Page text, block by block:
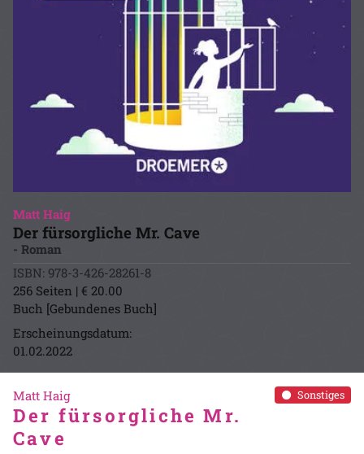
Matt Haig
Der fürsorgliche Mr. Cave
- Roman
ISBN: 978-3-426-28261-8
256 Seiten | € 20.00
Buch [Gebundenes Buch]
Erscheinungsdatum:
01.02.2022
Sonstiges
Matt Haig
Der fürsorgliche Mr.
Cave